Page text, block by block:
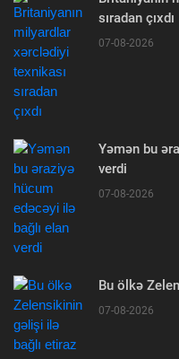
sıradan çıxdı
07-08-2026
Yəmən bu
verdi
07-08-2026
Bu ölkə
07-08-2026